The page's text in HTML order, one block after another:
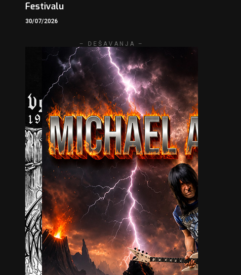
Festivalu
30/07/2026
– DEŠAVANJA –